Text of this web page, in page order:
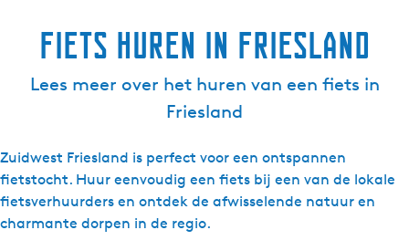
Fiets huren in Friesland
Lees meer over het huren van een fiets in
Friesland
Zuidwest Friesland is perfect voor een ontspannen
fietstocht. Huur eenvoudig een fiets bij een van de lokale
fietsverhuurders en ontdek de afwisselende natuur en
charmante dorpen in de regio.